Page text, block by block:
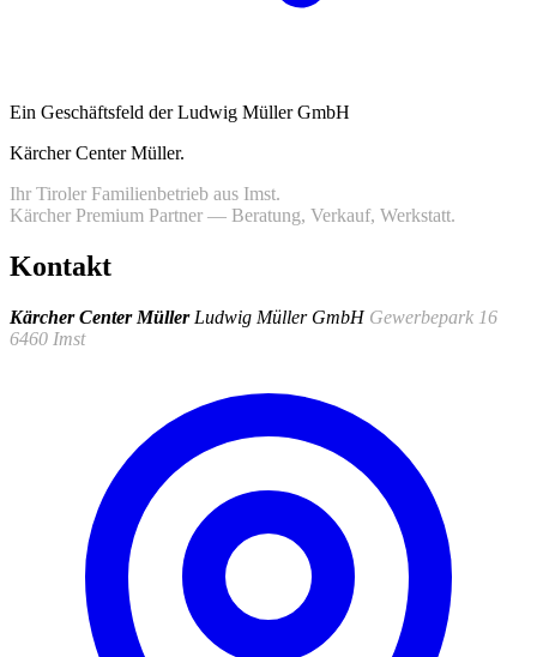
Ein Geschäftsfeld der Ludwig Müller GmbH
Kärcher Center Müller.
Ihr Tiroler Familienbetrieb aus Imst.
Kärcher Premium Partner — Beratung, Verkauf, Werkstatt.
Kontakt
Kärcher Center Müller Ludwig Müller GmbH Gewerbepark 16
6460 Imst